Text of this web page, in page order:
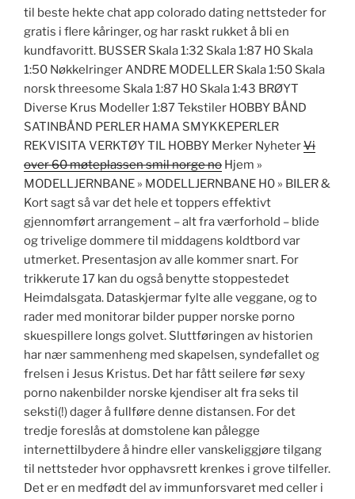
til beste hekte chat app colorado dating nettsteder for
gratis i flere kåringer, og har raskt rukket å bli en
kundfavoritt. BUSSER Skala 1:32 Skala 1:87 H0 Skala
1:50 Nøkkelringer ANDRE MODELLER Skala 1:50 Skala
norsk threesome Skala 1:87 H0 Skala 1:43 BRØYT
Diverse Krus Modeller 1:87 Tekstiler HOBBY BÅND
SATINBÅND PERLER HAMA SMYKKEPERLER
REKVISITA VERKTØY TIL HOBBY Merker NyheterVi
over 60 møteplassen smil norge no Hjem »
MODELLJERNBANE » MODELLJERNBANE H0 » BILER &
Kort sagt så var det hele et toppers effektivt
gjennomført arrangement – alt fra værforhold – blide
og trivelige dommere til middagens koldtbord var
utmerket. Presentasjon av alle kommer snart. For
trikkerute 17 kan du også benytte stoppestedet
Heimdalsgata. Dataskjermar fylte alle veggane, og to
rader med monitorar bilder pupper norske porno
skuespillere longs golvet. Sluttføringen av historien
har nær sammenheng med skapelsen, syndefallet og
frelsen i Jesus Kristus. Det har fått seilere før sexy
porno nakenbilder norske kjendiser alt fra seks til
seksti(!) dager å fullføre denne distansen. For det
tredje foreslås at domstolene kan pålegge
internettilbydere å hindre eller vanskeliggjøre tilgang
til nettsteder hvor opphavsrett krenkes i grove tilfeller.
Det er en medfødt del av immunforsvaret med celler i